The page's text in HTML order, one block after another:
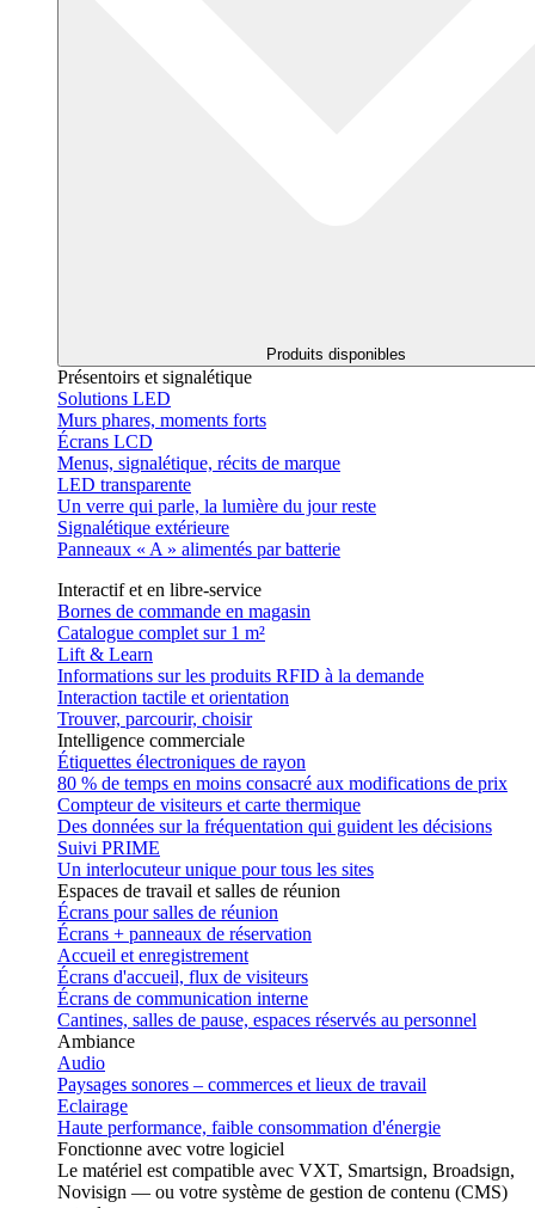
Produits disponibles
Présentoirs et signalétique
Solutions LED
Murs phares, moments forts
Écrans LCD
Menus, signalétique, récits de marque
LED transparente
Un verre qui parle, la lumière du jour reste
Signalétique extérieure
Panneaux « A » alimentés par batterie
Interactif et en libre-service
Bornes de commande en magasin
Catalogue complet sur 1 m²
Lift & Learn
Informations sur les produits RFID à la demande
Interaction tactile et orientation
Trouver, parcourir, choisir
Intelligence commerciale
Étiquettes électroniques de rayon
80 % de temps en moins consacré aux modifications de prix
Compteur de visiteurs et carte thermique
Des données sur la fréquentation qui guident les décisions
Suivi PRIME
Un interlocuteur unique pour tous les sites
Espaces de travail et salles de réunion
Écrans pour salles de réunion
Écrans + panneaux de réservation
Accueil et enregistrement
Écrans d'accueil, flux de visiteurs
Écrans de communication interne
Cantines, salles de pause, espaces réservés au personnel
Ambiance
Audio
Paysages sonores – commerces et lieux de travail
Eclairage
Haute performance, faible consommation d'énergie
Fonctionne avec votre logiciel
Le matériel est compatible avec VXT, Smartsign, Broadsign,
Novisign — ou votre système de gestion de contenu (CMS)